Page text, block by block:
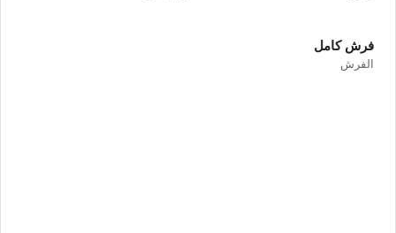
فرش كامل
الفرش